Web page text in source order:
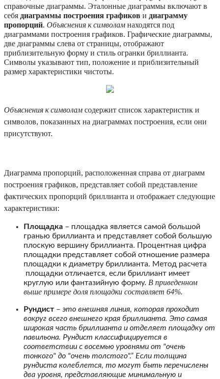
справочные диаграммы. Эталонные диаграммы включают в
себя диаграммы построения графиков и диаграмму
пропорций. Объяснения к символам находятся под
диаграммами построения графиков. Графические диаграммы,
две диаграммы слева от страницы, отображают
приблизительную форму и стиль огранки бриллианта.
Символы указывают тип, положение и приблизительный
размер характеристики чистоты.
Объяснения к символам содержит список характеристик и
символов, показанных на диаграммах построения, если они
присутствуют.
Диаграмма пропорций, расположенная справа от диаграмм
построения графиков, представляет собой представление
фактических пропорций бриллианта и отображает следующие
характеристики:
Площадка – площадка является самой большой
гранью бриллианта и представляет собой большую
плоскую вершину бриллианта. Процентная цифра
площадки представляет собой отношение размера
площадки к диаметру бриллианта. Метод расчета
площадки отличается, если бриллиант имеет
круглую или фантазийную форму. В приведенном
выше примере доля площадки составляет 64%.
Рундист – это внешняя линия, которая проходит
вокруг всего внешнего края бриллианта. Это самая
широкая часть бриллианта и отделяет площадку от
павильона. Рундист классифицируется в
соответствии с восемью уровнями от "очень
тонкого" до "очень толстого".” Если толщина
рундиста колеблется, то могут быть перечислены
два уровня, представляющие минимальную и